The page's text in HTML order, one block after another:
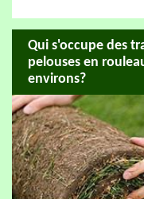
Qui s'occupe des
pelouses en
environs?